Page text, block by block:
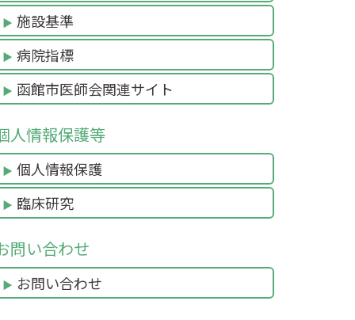
施設基準
病院指標
函館市医師会関連サイト
人情報保護等
個人情報保護
臨床研究
問い合わせ
お問い合わせ